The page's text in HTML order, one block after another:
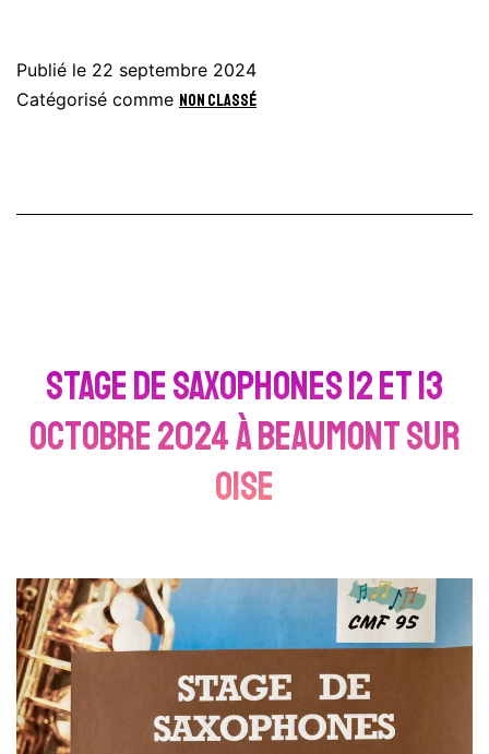
Publié le 22 septembre 2024
Catégorisé comme Non classé
STAGE de saxophones 12 et 13
octobre 2024 à Beaumont sur
Oise